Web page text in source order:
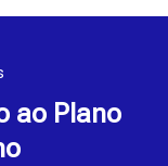
ao Plano